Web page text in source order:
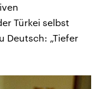
Türkei selbst
Deutsch: „Tiefer